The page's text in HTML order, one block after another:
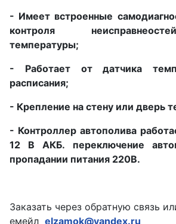
- Имеет встроенные
контроля
температуры;
- Работает от датчика
расписания;
- Крепление на стену или дверь
- Контроллер автополива
12 В АКБ. переключение
пропадании питания 220В.
Заказать через обратную связь
емейл elzamok@yandex.ru